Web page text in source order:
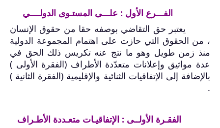
الفـــرع الأول : علـــى المستـوى الدولــــي
يعتبر حق التقاضي بوصفه حقا من حقوق الإنسان
، من الحقوق التي حازت على اهتمام المجموعة الدولية
منذ زمن طويل وهو ما نتج عنه تكريس ذلك الحق في
عدة مواثيق وإعلانات متعدّدة الأطراف (الفقرة الأولى )
بالإضافة إلى الإتفاقيات الثنائية والإقليمية (الفقرة الثانية )
.
الفقـرة الأولــى : الإتفاقيـات متعـددة الأطـراف